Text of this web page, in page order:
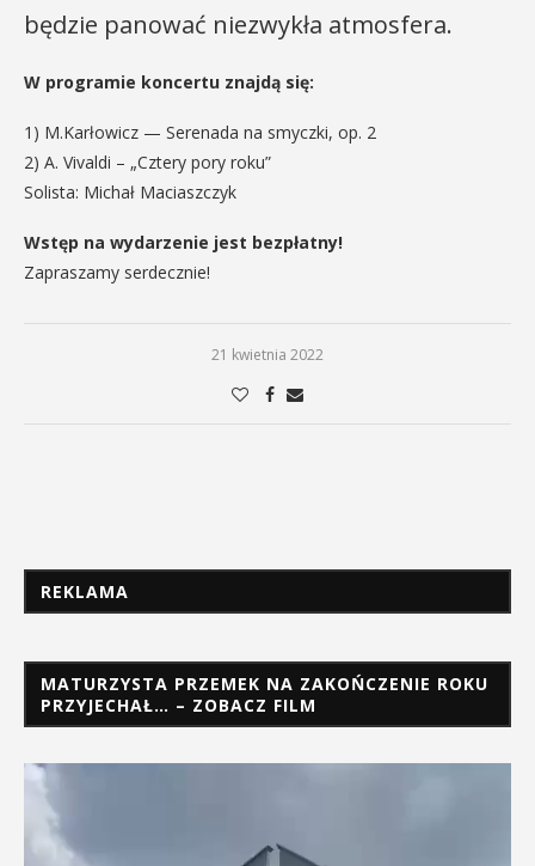
będzie panować niezwykła atmosfera.
W programie koncertu znajdą się:
1) M.Karłowicz — Serenada na smyczki, op. 2
2) A. Vivaldi – „Cztery pory roku”
Solista: Michał Maciaszczyk
Wstęp na wydarzenie jest bezpłatny!
Zapraszamy serdecznie!
21 kwietnia 2022
REKLAMA
MATURZYSTA PRZEMEK NA ZAKOŃCZENIE ROKU
PRZYJECHAŁ… – ZOBACZ FILM
Odtwarzacz